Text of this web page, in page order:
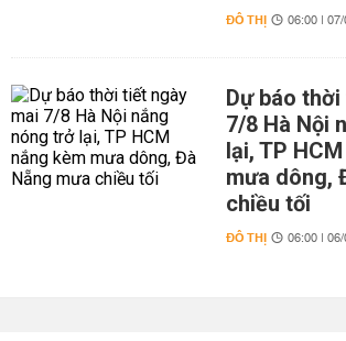
ĐÔ THỊ 06:00 |
Dự báo
7/8 Hà Nội
lại, TP
mưa dông,
chiều tối
ĐÔ THỊ 06:00 |